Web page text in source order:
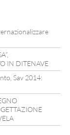
IN DITENAVE
Sav 2014: